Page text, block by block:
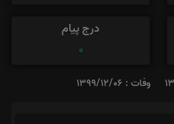
درج پیام
0
وفات : 1399/12/06